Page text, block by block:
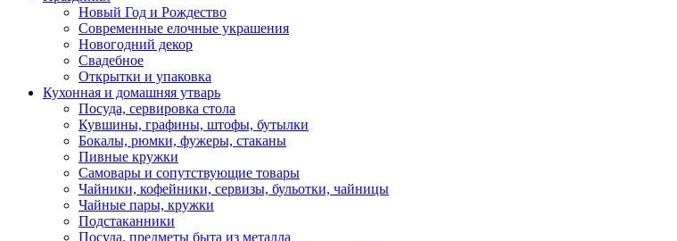
Новый Год и Рождество
Современные елочные украшения
Новогодний декор
Свадебное
Открытки и упаковка
Кухонная и домашняя утварь
Посуда, сервировка стола
Кувшины, графины, штофы, бутылки
Бокалы, рюмки, фужеры, стаканы
Пивные кружки
Самовары и сопутствующие товары
Чайники, кофейники, сервизы, бульотки, чайницы
Чайные пары, кружки
Подстаканники
Посуда, предметы быта из металла